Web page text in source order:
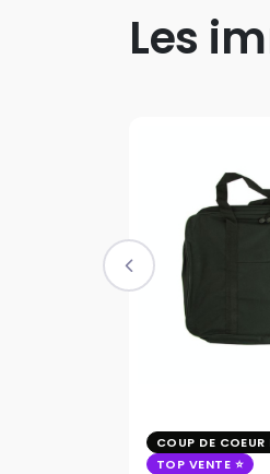
Les
COUP DE COEUR
TOP VENTE